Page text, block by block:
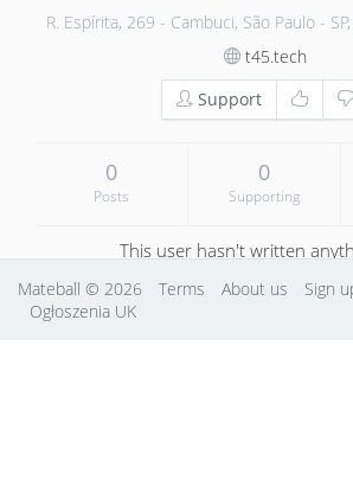
R. Espírita, 269 - Cambuci, São Paulo -
t45.tech
Support
0
Posts
0
Supporting
This user hasn't written
Mateball © 2026 Terms About us
Sign
Ogłoszenia UK